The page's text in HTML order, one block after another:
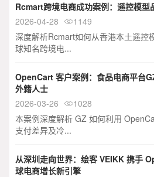
Rcmart跨境电商成功案例：遥控模型
2026-04-28
1149
深度解析Rcmart如何从香港本土遥控
球知名跨境电...
OpenCart 客户案例：食品电商平台
外籍人士
2026-03-26
1028
本案例深度解析 GZ 如何利用
支付差异及冷...
从深圳走向世界：绘客 VEIKK 携手
球电商增长新引擎